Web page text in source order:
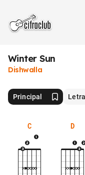
Winter Sun
Dishwalla
Principal Letra
C D